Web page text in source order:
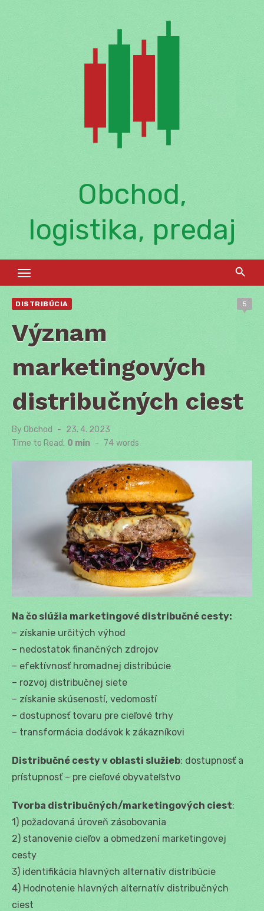
Obchod,
logistika, predaj
DISTRIBÚCIA 5
Význam
marketingových
distribučných ciest
ByObchod
Posted
on
23. 4. 2023
Time to Read: 0 min - 74 words
Na čo slúžia marketingové distribučné cesty:
– získanie určitých výhod
– nedostatok finančných zdrojov
– efektívnosť hromadnej distribúcie
– rozvoj distribučnej siete
– získanie skúseností, vedomostí
– dostupnosť tovaru pre cieľové trhy
– transformácia dodávok k zákazníkovi
Distribučné cesty v oblasti služieb: dostupnosť a
prístupnosť – pre cieľové obyvateľstvo
Tvorba distribučných/marketingových ciest:
1) požadovaná úroveň zásobovania
2) stanovenie cieľov a obmedzení marketingovej
cesty
3) identifikácia hlavných alternatív distribúcie
4) Hodnotenie hlavných alternatív distribučných
ciest